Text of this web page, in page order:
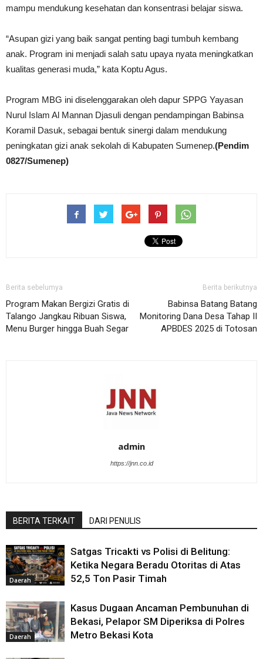
mampu mendukung kesehatan dan konsentrasi belajar siswa.
“Asupan gizi yang baik sangat penting bagi tumbuh kembang
anak. Program ini menjadi salah satu upaya nyata meningkatkan
kualitas generasi muda,” kata Koptu Agus.
Program MBG ini diselenggarakan oleh dapur SPPG Yayasan
Nurul Islam Al Mannan Djasuli dengan pendampingan Babinsa
Koramil Dasuk, sebagai bentuk sinergi dalam mendukung
peningkatan gizi anak sekolah di Kabupaten Sumenep.(Pendim
0827/Sumenep)
Berita sebelumya
Program Makan Bergizi Gratis di
Talango Jangkau Ribuan Siswa,
Menu Burger hingga Buah Segar
Berita berikutnya
Babinsa Batang Batang
Monitoring Dana Desa Tahap II
APBDES 2025 di Totosan
admin
https://jnn.co.id
BERITA TERKAIT DARI PENULIS
Daerah
Satgas Tricakti vs Polisi di Belitung:
Ketika Negara Beradu Otoritas di Atas
52,5 Ton Pasir Timah
Daerah
Kasus Dugaan Ancaman Pembunuhan di
Bekasi, Pelapor SM Diperiksa di Polres
Metro Bekasi Kota